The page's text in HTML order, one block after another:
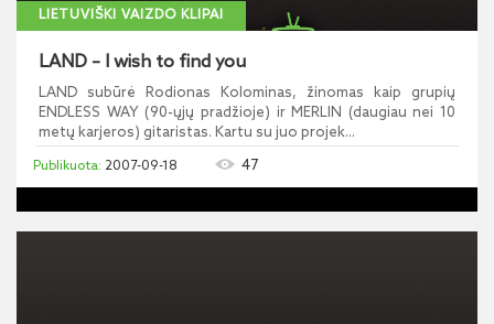
LIETUVIŠKI VAIZDO KLIPAI
LAND – I wish to find you
LAND subūrė Rodionas Kolominas, žinomas kaip grupių
ENDLESS WAY (90-ųjų pradžioje) ir MERLIN (daugiau nei 10
metų karjeros) gitaristas. Kartu su juo projek...
2007-09-18 47